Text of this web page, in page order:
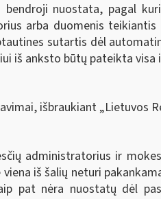
nuostata, pagal
arba duomenis
sutartis dėl
iš anksto būtų pateikta
išbraukiant „Lietuvos
administratorius ir
iš šalių neturi
pat nėra nuostatų dėl